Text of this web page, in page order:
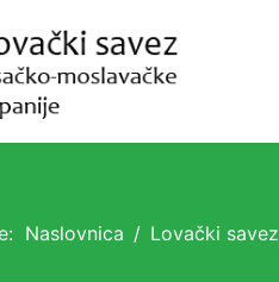
Naslovnica Lovački savez